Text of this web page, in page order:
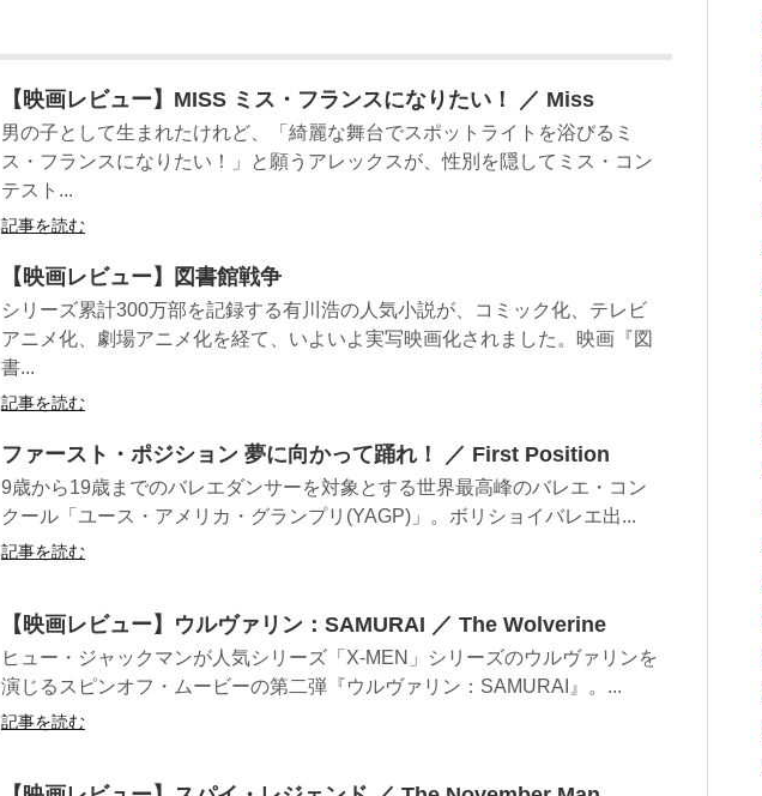
【映画レビュー】MISS ミス・フランスになりたい！ ／ Miss
男の子として生まれたけれど、「綺麗な舞台でスポットライトを浴びるミ
ス・フランスになりたい！」と願うアレックスが、性別を隠してミス・コン
テスト...
記事を読む
【映画レビュー】図書館戦争
シリーズ累計300万部を記録する有川浩の人気小説が、コミック化、テレビ
アニメ化、劇場アニメ化を経て、いよいよ実写映画化されました。映画『図
書...
記事を読む
ファースト・ポジション 夢に向かって踊れ！ ／ First Position
9歳から19歳までのバレエダンサーを対象とする世界最高峰のバレエ・コン
クール「ユース・アメリカ・グランプリ(YAGP)」。ボリショイバレエ出...
記事を読む
【映画レビュー】ウルヴァリン：SAMURAI ／ The Wolverine
ヒュー・ジャックマンが人気シリーズ「X-MEN」シリーズのウルヴァリンを
演じるスピンオフ・ムービーの第二弾『ウルヴァリン：SAMURAI』。...
記事を読む